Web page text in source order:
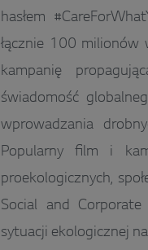
hasłem
łącznie 100 milionów
kampanię
świadomość
wprowadzania
Popularny film i
proekologicznych,
Social and
sytuacji ekologicznej